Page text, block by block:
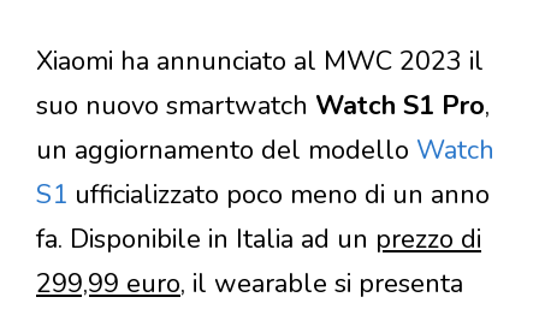
Xiaomi ha annunciato al MWC 2023 il
suo nuovo smartwatch Watch S1 Pro,
un aggiornamento del modello Watch
S1 ufficializzato poco meno di un anno
fa. Disponibile in Italia ad un prezzo di
299,99 euro, il wearable si presenta